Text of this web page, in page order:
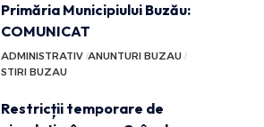
Primăria Municipiului Buzău:
COMUNICAT
ADMINISTRATIV ANUNTURI BUZAU
STIRI BUZAU
Restricții temporare de